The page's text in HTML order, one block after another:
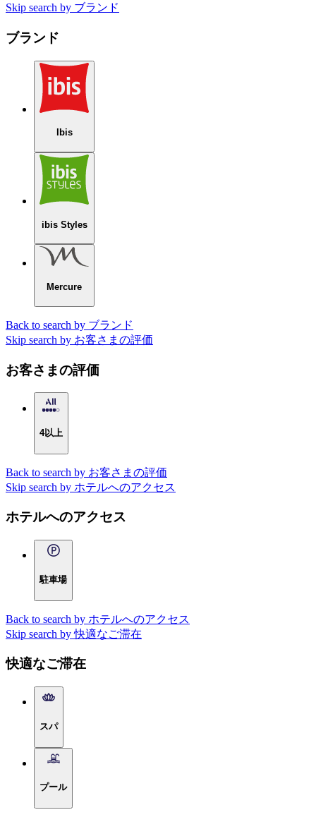
Skip search by ブランド
ブランド
Ibis
ibis Styles
Mercure
Back to search by ブランド
Skip search by お客さまの評価
お客さまの評価
4以上
Back to search by お客さまの評価
Skip search by ホテルへのアクセス
ホテルへのアクセス
駐車場
Back to search by ホテルへのアクセス
Skip search by 快適なご滞在
快適なご滞在
スパ
プール